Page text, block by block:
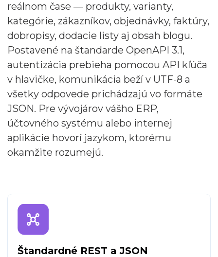
reálnom čase — produkty, varianty,
kategórie, zákazníkov, objednávky, faktúry,
dobropisy, dodacie listy aj obsah blogu.
Postavené na štandarde OpenAPI 3.1,
autentizácia prebieha pomocou API kľúča
v hlavičke, komunikácia beží v UTF-8 a
všetky odpovede prichádzajú vo formáte
JSON. Pre vývojárov vášho ERP,
účtovného systému alebo internej
aplikácie hovorí jazykom, ktorému
okamžite rozumejú.
Štandardné REST a JSON